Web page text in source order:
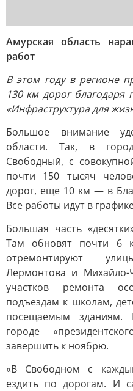
Амурская область
работ
В этом году в регионе
130 км дорог благодаря
«Инфраструктура для
Большое внимание
области. Так, в
Свободный, с
почти 150 тысяч
дорог, еще 10 км — в
Все работы идут в
Большая часть
Там обновят почти 6
отремонтируют
Лермонтова и Михайло-
участков ремонта
подъездам к школам,
посещаемым
городе
завершить к ноябрю.
«В Свободном с
ездить по дорогам. И